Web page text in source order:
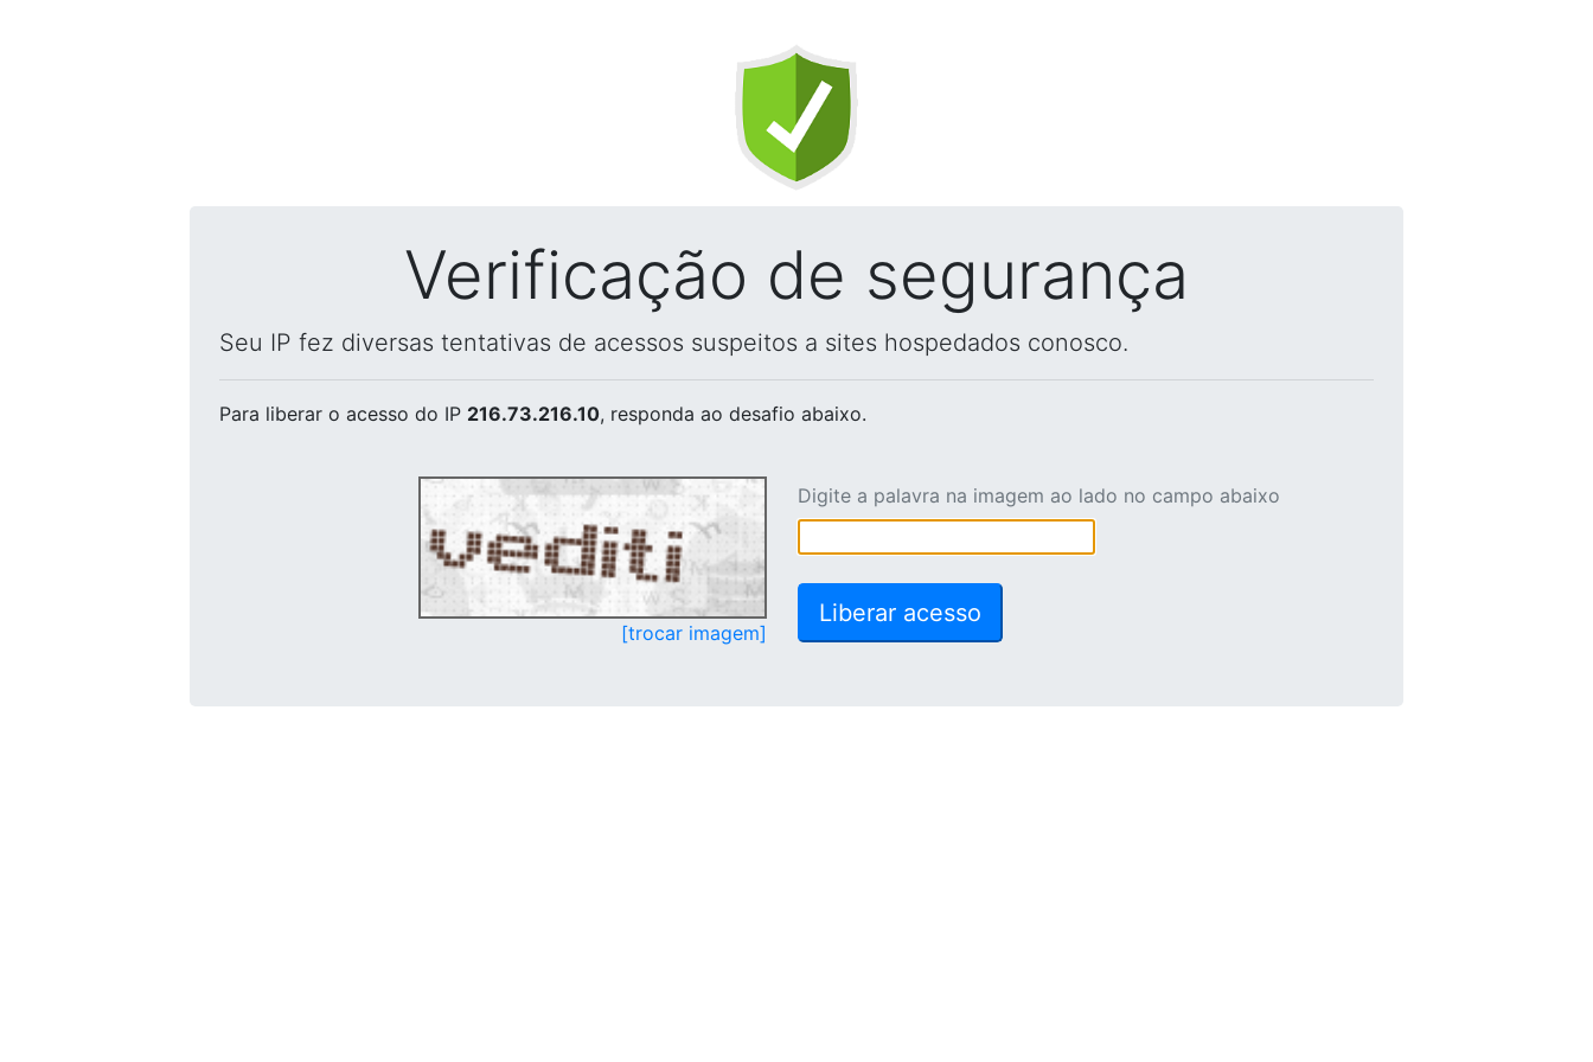
Verificação de segurança
Seu IP fez diversas tentativas de acessos suspeitos a sites hospedados conosco.
Para liberar o acesso do IP 216.73.216.10, responda ao desafio abaixo.
[trocar imagem]
Digite a palavra na imagem ao lado no campo abaixo